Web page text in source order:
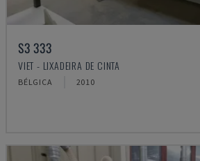
S3 333
VIET - LIXADEIRA DE CINTA
BÉLGICA 2010